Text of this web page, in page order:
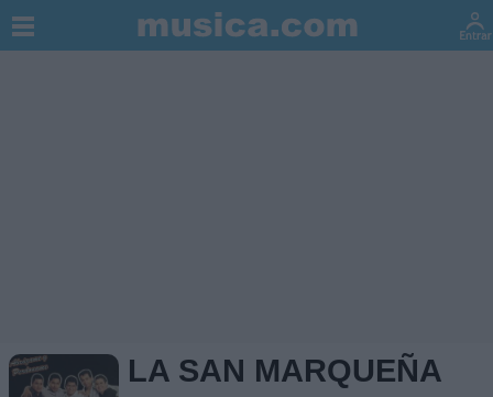
LA SAN MARQUEÑA